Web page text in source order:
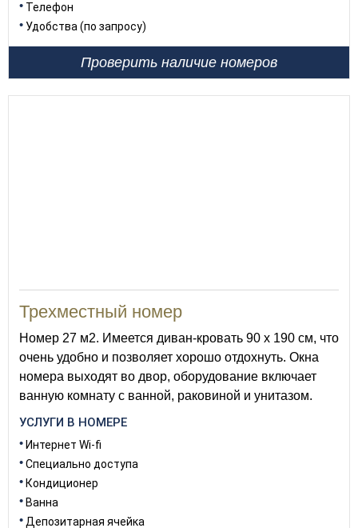
Телефон
Удобства (по запросу)
Проверить наличие номеров
Трехместный номер
Номер 27 м2. Имеется диван-кровать 90 х 190 см, что
очень удобно и позволяет хорошо отдохнуть. Окна
номера выходят во двор, оборудование включает
ванную комнату с ванной, раковиной и унитазом.
УСЛУГИ В НОМЕРЕ
Интернет Wi-fi
Специально доступа
Кондиционер
Ванна
Депозитарная ячейка